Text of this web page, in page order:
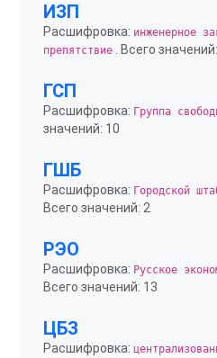
ИЗП
Расшифровка: инженерное
препятствие . Всего
ГСП
Расшифровка: Группа
значений: 10
ГШБ
Расшифровка: Городской
Всего значений: 2
РЭО
Расшифровка: Русское
Всего значений: 13
ЦБЗ
Расшифровка: